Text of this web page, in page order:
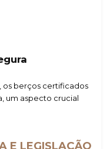
os berços certificados
um aspecto crucial
E LEGISLAÇÃO